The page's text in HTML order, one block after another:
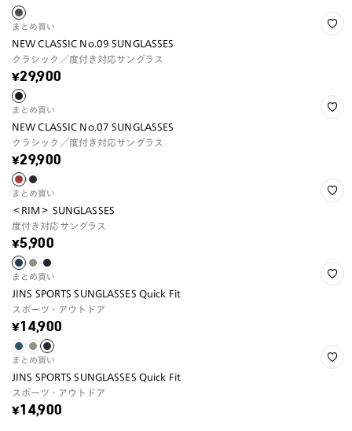
まとめ買い
NEW CLASSIC No.09 SUNGLASSES
クラシック／度付き対応サングラス
¥29,900
まとめ買い
NEW CLASSIC No.07 SUNGLASSES
クラシック／度付き対応サングラス
¥29,900
まとめ買い
＜RIM＞ SUNGLASSES
度付き対応サングラス
¥5,900
まとめ買い
JINS SPORTS SUNGLASSES Quick Fit
スポーツ・アウトドア
¥14,900
まとめ買い
JINS SPORTS SUNGLASSES Quick Fit
スポーツ・アウトドア
¥14,900